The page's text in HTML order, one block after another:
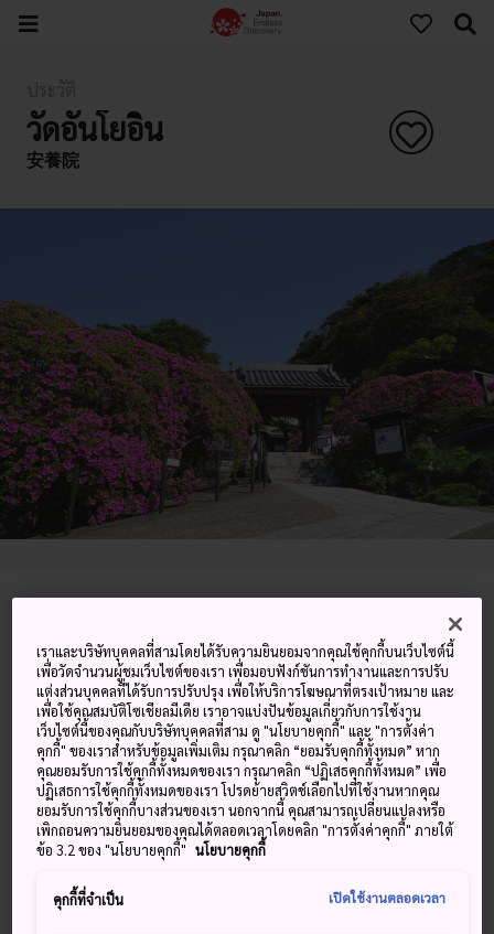
วัดอันโยอิน
安養院
ดูบน Google Maps
ดูข้อมูลการต่อเครื่องบิน
คำสำคัญ แผนที่
วัดเล็กๆ ที่ดูสดชื่นด้วยดอกกุหลาบ
พันปีในฤดูใบไม้ผลิ
เราและบริษัทบุคคลที่สามโดยได้รับความยินยอมจากคุณใช้คุกกี้บนเว็บไซต์นี้
เพื่อวัดจำนวนผู้ชมเว็บไซต์ของเรา เพื่อมอบฟังก์ชันการทำงานและการปรับ
แต่งส่วนบุคคลที่ได้รับการปรับปรุง เพื่อให้บริการโฆษณาที่ตรงเป้าหมาย และ
เพื่อใช้คุณสมบัติโซเชียลมีเดีย เราอาจแบ่งปันข้อมูลเกี่ยวกับการใช้งาน
เว็บไซต์นี้ของคุณกับบริษัทบุคคลที่สาม ดู "นโยบายคุกกี้" และ "การตั้งค่า
คุกกี้" ของเราสำหรับข้อมูลเพิ่มเติม กรุณาคลิก “ยอมรับคุกกี้ทั้งหมด” หาก
คุณยอมรับการใช้คุกกี้ทั้งหมดของเรา กรุณาคลิก “ปฏิเสธคุกกี้ทั้งหมด” เพื่อ
ปฏิเสธการใช้คุกกี้ทั้งหมดของเรา โปรดย้ายสวิตช์เลือกไปที่ใช้งานหากคุณ
ยอมรับการใช้คุกกี้บางส่วนของเรา นอกจากนี้ คุณสามารถเปลี่ยนแปลงหรือ
เพิกถอนความยินยอมของคุณได้ตลอดเวลาโดยคลิก "การตั้งค่าคุกกี้" ภายใต้
ข้อ 3.2 ของ "นโยบายคุกกี้" นโยบายคุกกี้
คุกกี้ที่จำเป็น เปิดใช้งานตลอดเวลา